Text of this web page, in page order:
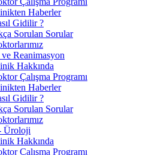
Haberler
Gidilir ?
Sorulan Sorular
Reanimasyon
Hakkında
Çalışma Programı
Haberler
Gidilir ?
Sorulan Sorular
Üroloji
Hakkında
Çalışma Programı